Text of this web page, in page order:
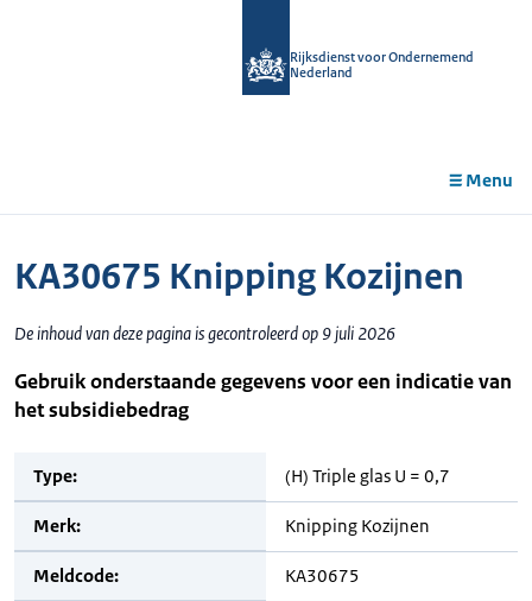
Rijksdienst voor Ondernemend
Nederland
Menu
KA30675 Knipping Kozijnen
De inhoud van deze pagina is gecontroleerd op 9 juli 2026
Gebruik onderstaande gegevens voor een indicatie van
het subsidiebedrag
Type: (H) Triple glas U = 0,7
Merk: Knipping Kozijnen
Meldcode: KA30675